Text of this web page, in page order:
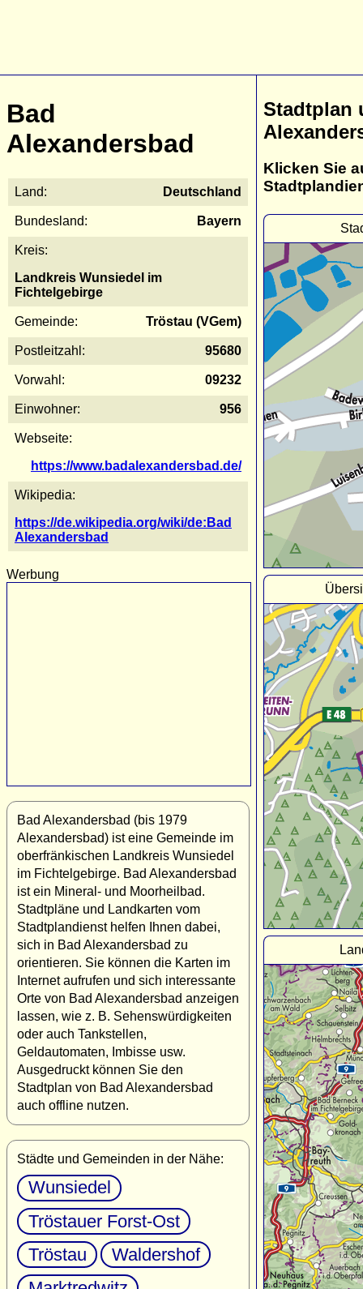
Bad
Alexandersbad
Land: Deutschland
Bundesland: Bayern
Kreis:
Landkreis Wunsiedel im
Fichtelgebirge
Gemeinde: Tröstau (VGem)
Postleitzahl: 95680
Vorwahl: 09232
Einwohner: 956
Webseite:
https://www.badalexandersbad.de/
Wikipedia:
https://de.wikipedia.org/wiki/de:Bad
Alexandersbad
Werbung
Bad Alexandersbad (bis 1979
Alexandersbad) ist eine Gemeinde im
oberfränkischen Landkreis Wunsiedel
im Fichtelgebirge. Bad Alexandersbad
ist ein Mineral- und Moorheilbad.
Stadtpläne und Landkarten vom
Stadtplandienst helfen Ihnen dabei,
sich in Bad Alexandersbad zu
orientieren. Sie können die Karten im
Internet aufrufen und sich interessante
Orte von Bad Alexandersbad anzeigen
lassen, wie z. B. Sehenswürdigkeiten
oder auch Tankstellen,
Geldautomaten, Imbisse usw.
Ausgedruckt können Sie den
Stadtplan von Bad Alexandersbad
auch offline nutzen.
Städte und Gemeinden in der Nähe:
Wunsiedel
Tröstauer Forst-Ost
Tröstau
Waldershof
Stadtplan
Klicken Sie